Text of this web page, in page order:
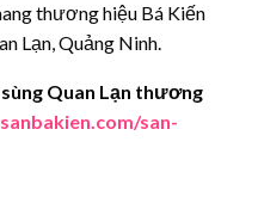
thương hiệu Bá Kiến
Lạn, Quảng Ninh.
Quan Lạn thương
san-